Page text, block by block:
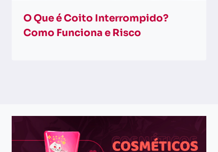
O Que é Coito Interrompido?
Como Funciona e Risco